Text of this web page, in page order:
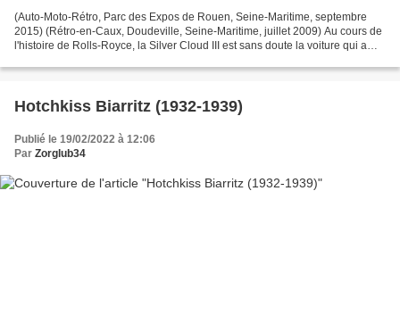
(Auto-Moto-Rétro, Parc des Expos de Rouen, Seine-Maritime, septembre
2015) (Rétro-en-Caux, Doudeville, Seine-Maritime, juillet 2009) Au cours de
l'histoire de Rolls-Royce, la Silver Cloud III est sans doute la voiture qui a
Hotchkiss Biarritz (1932-1939)
Publié le 19/02/2022 à 12:06
Par Zorglub34